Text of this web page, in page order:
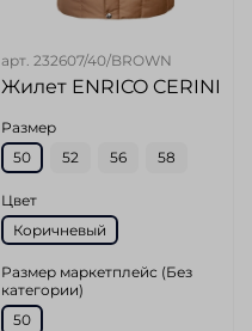
арт. 232607/40/BROWN
Жилет ENRICO CERINI
Размер
50
52 56 58
Цвет
Коричневый
Размер маркетплейс (Без
категории)
50